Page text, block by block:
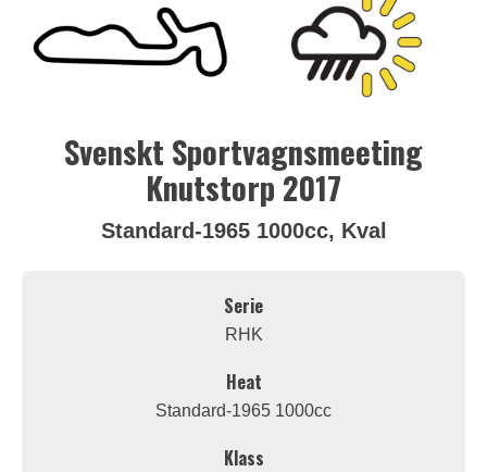
Svenskt Sportvagnsmeeting
Knutstorp 2017
Standard-1965 1000cc, Kval
Serie
RHK
Heat
Standard-1965 1000cc
Klass